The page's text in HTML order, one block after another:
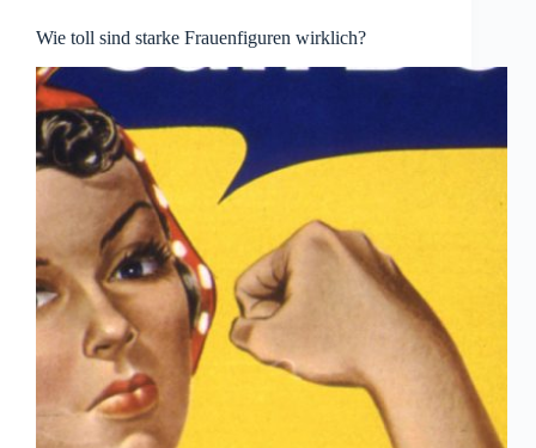
Wie toll sind starke Frauenfiguren wirklich?